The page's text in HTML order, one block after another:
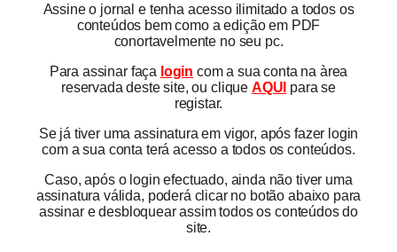
Assine o jornal e tenha acesso ilimitado a todos os
conteúdos bem como a edição em PDF
conortavelmente no seu pc.
Para assinar faça login com a sua conta na àrea
reservada deste site, ou clique AQUI para se
registar.
Se já tiver uma assinatura em vigor, após fazer login
com a sua conta terá acesso a todos os conteúdos.
Caso, após o login efectuado, ainda não tiver uma
assinatura válida, poderá clicar no botão abaixo para
assinar e desbloquear assim todos os conteúdos do
site.